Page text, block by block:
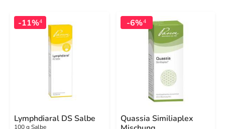
-11%4
Lymphdiaral DS Salbe
100 g Salbe
-6%4
Quassia Similiaplex